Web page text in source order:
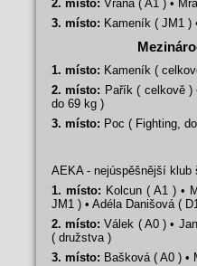
2. místo: Vrána ( A1 ) •
3. místo: Kameník ( JM1 )
1. místo: Kameník (
2. místo: Pařík ( celkově )
do 69 kg )
3. místo: Poc ( Fighting,
AEKA - nejúspěšnější klub
1. místo: Kolcun ( A1 ) •
JM1 ) • Adéla Danišová (
2. místo: Válek ( A0 ) •
( družstva )
3. místo: Bašková ( A0 ) •